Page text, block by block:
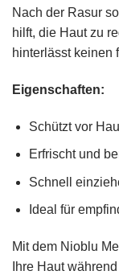
Nach der Rasur
hilft, die Haut zu
hinterlässt keinen
Eigenschaften:
Schützt vor
Erfrischt und
Schnell
Ideal für
Mit dem Nioblu
Ihre Haut